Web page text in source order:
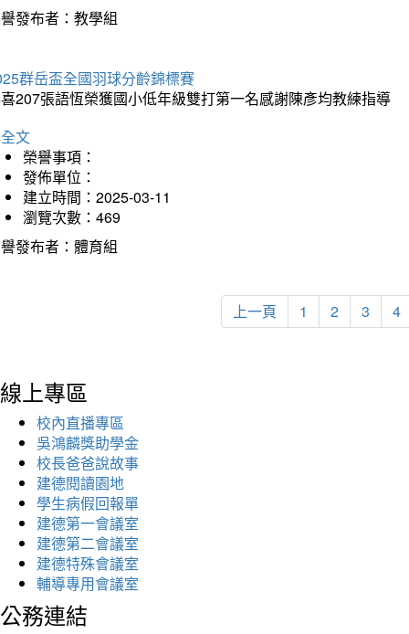
發布者：教學組
群岳盃全國羽球分齡錦標賽
207張語恆榮獲國小低年級雙打第一名感謝陳彥均教練指導
文
榮譽事項：
發佈單位：
建立時間：2025-03-11
瀏覽次數：469
發布者：體育組
上一頁 1 2 3 4
線上專區
校內直播專區
吳鴻麟獎助學金
校長爸爸說故事
建德閱讀園地
學生病假回報單
建德第一會議室
建德第二會議室
建德特殊會議室
輔導專用會議室
公務連結